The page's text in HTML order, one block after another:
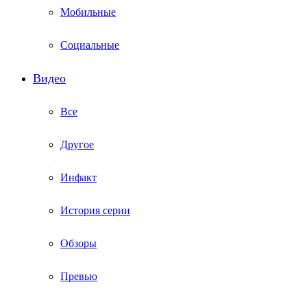
Мобильные
Социальные
Видео
Все
Другое
Инфакт
История серии
Обзоры
Превью